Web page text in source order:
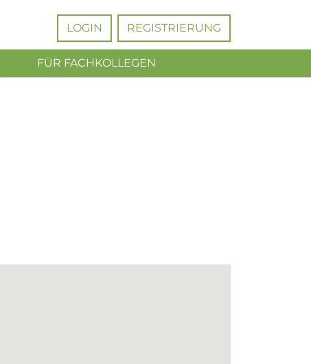
LOGIN REGISTRIERUNG
FÜR FACHKOLLEGEN